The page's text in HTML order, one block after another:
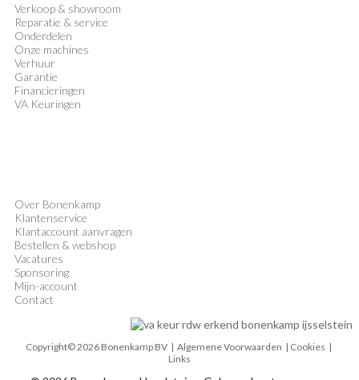
Verkoop & showroom
Reparatie & service
Onderdelen
Onze machines
Verhuur
Garantie
Financieringen
VA Keuringen
Over Bonenkamp
Klantenservice
Klantaccount aanvragen
Bestellen & webshop
Vacatures
Sponsoring
Mijn-account
Contact
Copyright© 2026 Bonenkamp BV | Algemene Voorwaarden | Cookies |
Links